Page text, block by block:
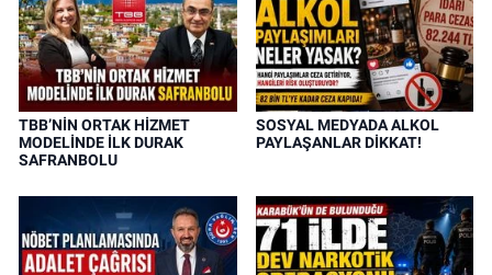
TBB’NİN ORTAK HİZMET
MODELİNDE İLK DURAK
SAFRANBOLU
SOSYAL MEDYADA ALKOL
PAYLAŞANLAR DİKKAT!